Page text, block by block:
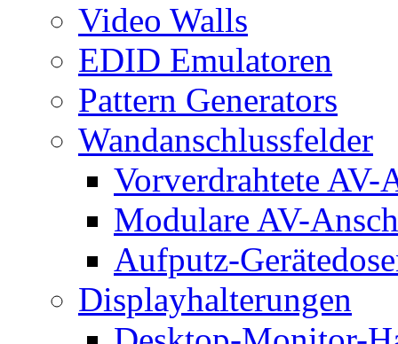
Video Walls
EDID Emulatoren
Pattern Generators
Wandanschlussfelder
Vorverdrahtete AV-
Modulare AV-
Aufputz-
Displayhalterungen